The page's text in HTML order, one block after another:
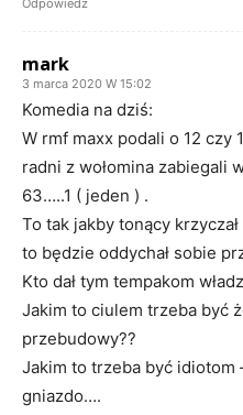
Odpowiedz
mark
3 marca 2020 W 15:02
Komedia na dziś:
W rmf maxx podali o 12 czy
radni z wołomina zabiegali
63…..1 ( jeden ) .
To tak jakby tonący
to będzie oddychał sobie
Kto dał tym tempakom
Jakim to ciulem trzeba być
przebudowy??
Jakim to trzeba być idiotom
gniazdo….